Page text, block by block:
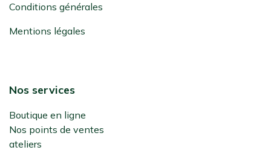
Conditions générales
Mentions légales
Nos services
Boutique en ligne
Nos points de ventes
ateliers